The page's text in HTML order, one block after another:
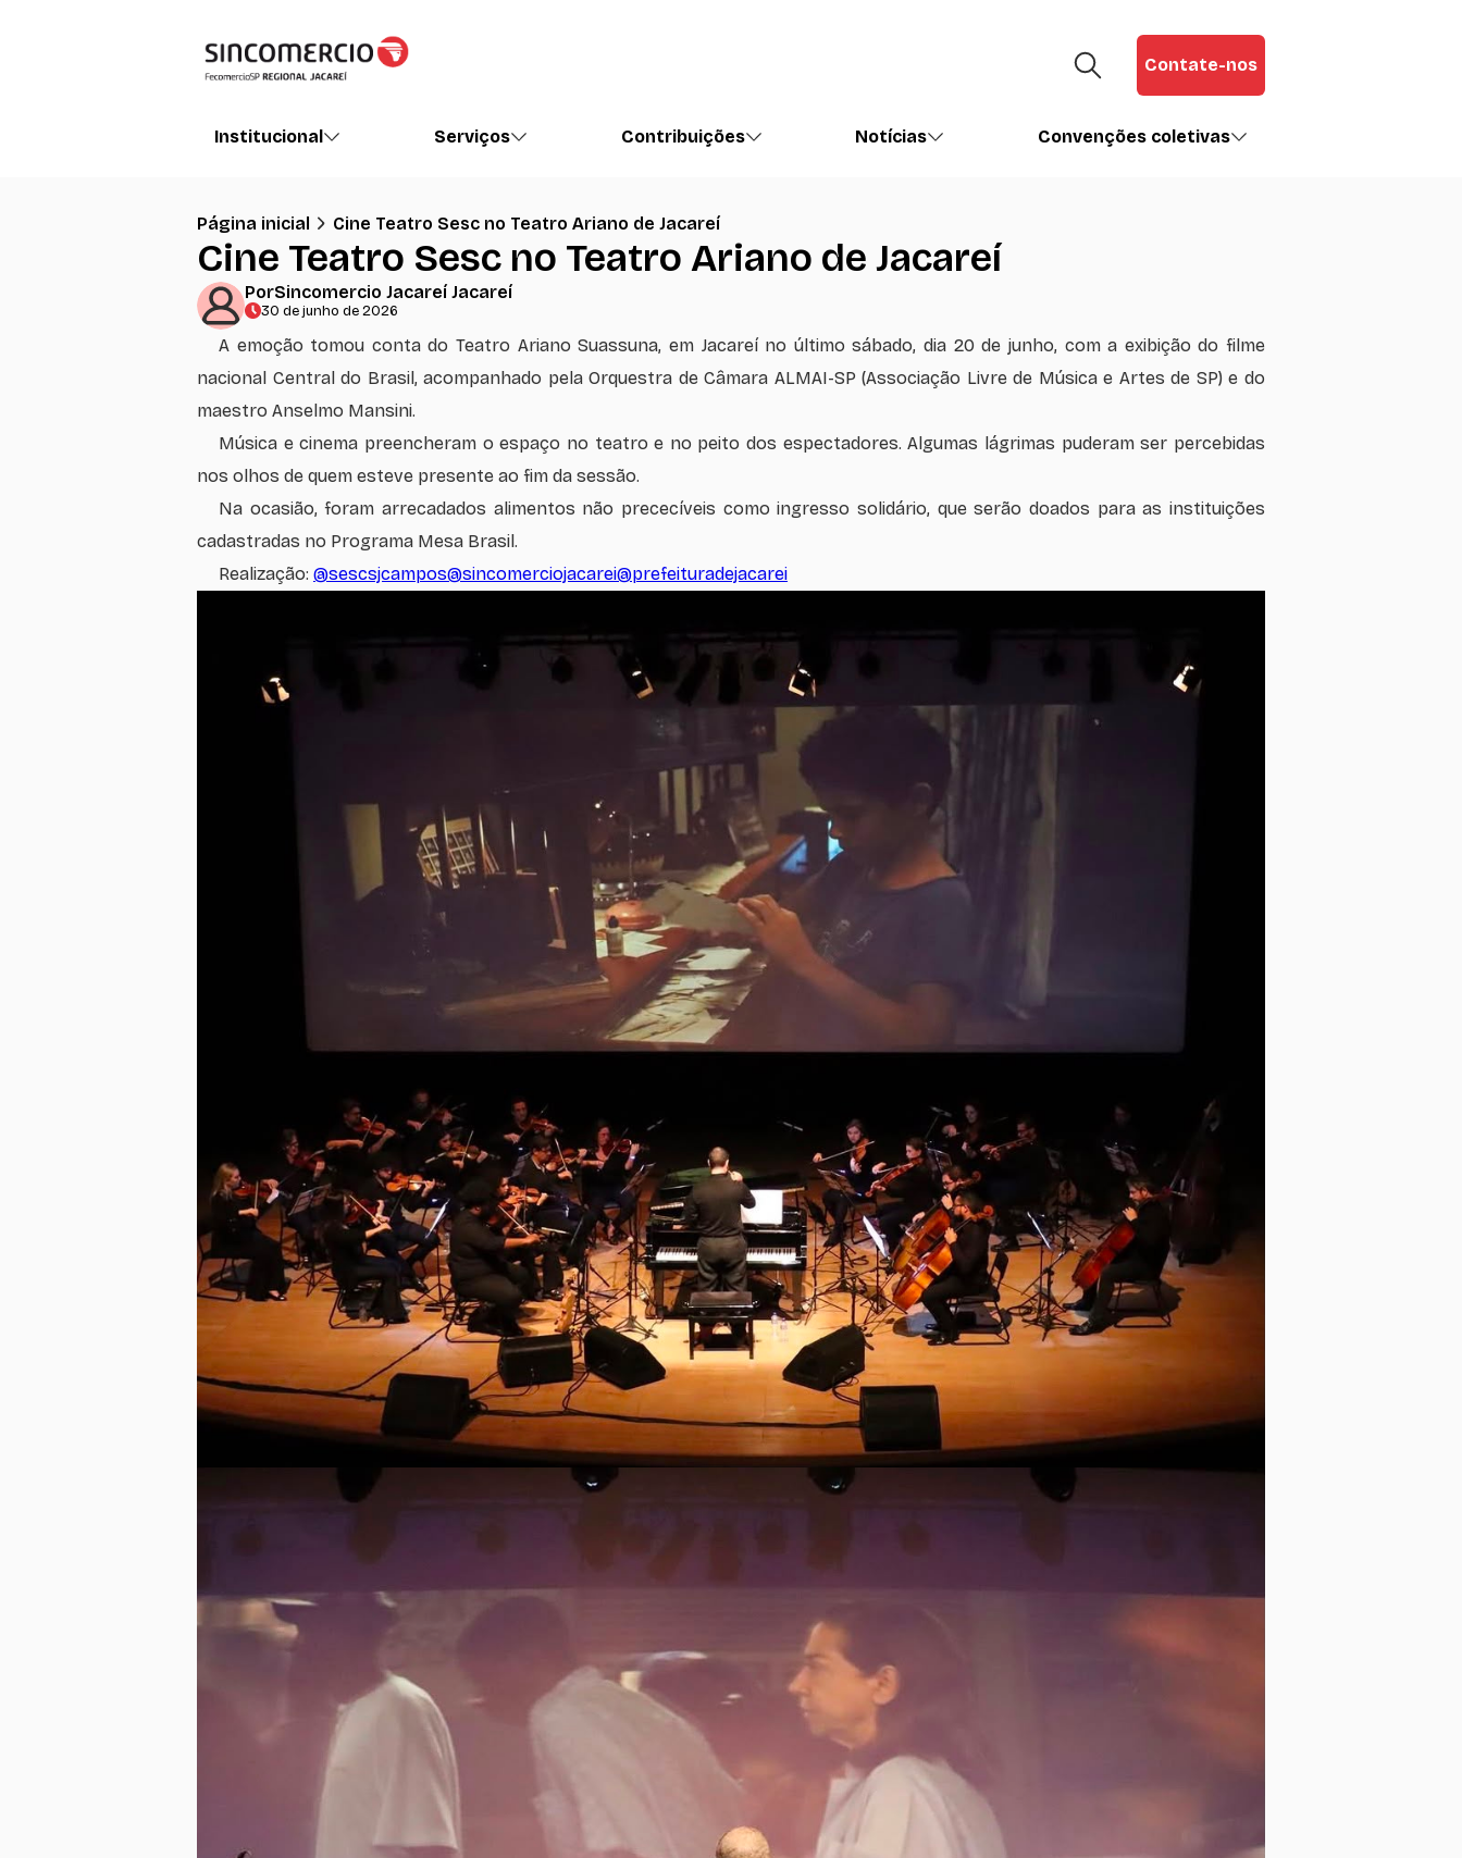
Contate-nos
Institucional Serviços Contribuições Notícias Convenções coletivas
Página inicial Cine Teatro Sesc no Teatro Ariano de Jacareí
Cine Teatro Sesc no Teatro Ariano de Jacareí
PorSincomercio Jacareí Jacareí
30 de junho de 2026
A emoção tomou conta do Teatro Ariano Suassuna, em Jacareí no último sábado, dia 20 de junho, com a exibição do filme
nacional Central do Brasil, acompanhado pela Orquestra de Câmara ALMAI-SP (Associação Livre de Música e Artes de SP) e do
maestro Anselmo Mansini.
Música e cinema preencheram o espaço no teatro e no peito dos espectadores. Algumas lágrimas puderam ser percebidas
nos olhos de quem esteve presente ao fim da sessão.
Na ocasião, foram arrecadados alimentos não prececíveis como ingresso solidário, que serão doados para as instituições
cadastradas no Programa Mesa Brasil.
Realização: @sescsjcampos@sincomerciojacarei@prefeituradejacarei